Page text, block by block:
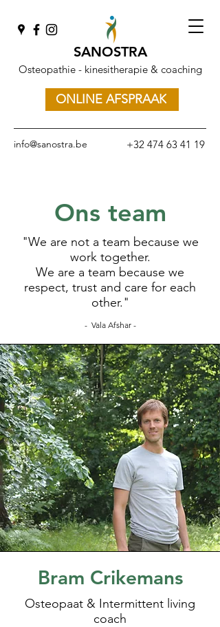
SANOSTRA
Osteopathie - kinesitherapie & coaching
ONLINE AFSPRAAK
info@sanostra.be +32 474 63 41 19
Ons team
"We are not a team because we
work together.
We are a team because we
respect, trust and care for each
other."
- Vala Afshar -
Bram Crikemans
Osteopaat & Intermittent living
coach